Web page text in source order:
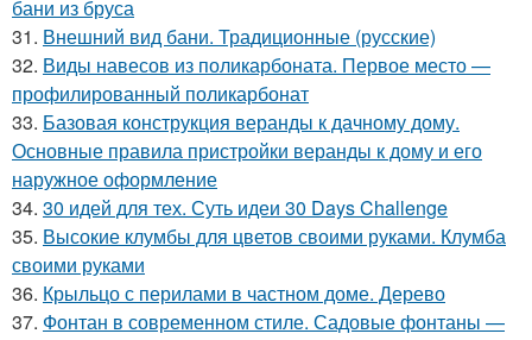
бани из бруса
31. Внешний вид бани. Традиционные (русские)
32. Виды навесов из поликарбоната. Первое место —
профилированный поликарбонат
33. Базовая конструкция веранды к дачному дому.
Основные правила пристройки веранды к дому и его
наружное оформление
34. 30 идей для тех. Суть идеи 30 Days Challenge
35. Высокие клумбы для цветов своими руками. Клумба
своими руками
36. Крыльцо с перилами в частном доме. Дерево
37. Фонтан в современном стиле. Садовые фонтаны —